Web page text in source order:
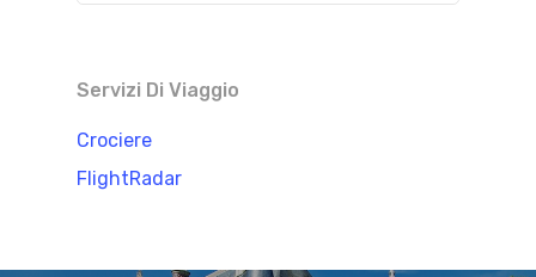
Servizi Di Viaggio
Crociere
FlightRadar